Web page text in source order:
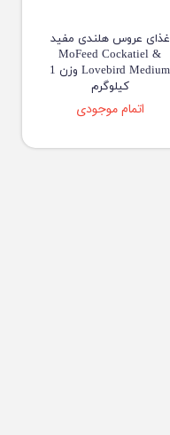
غذای عروس هلندی مفید
MoFeed Cockatiel &
Lovebird Medium وزن 1
کیلوگرم
اتمام موجودی